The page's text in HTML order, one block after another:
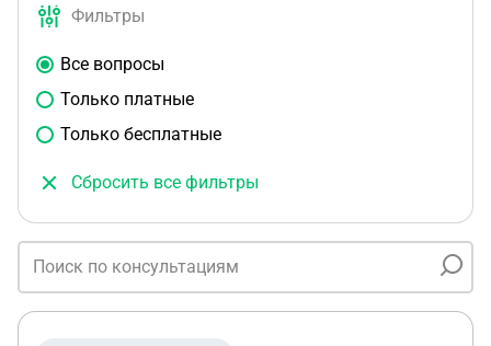
Фильтры
Все вопросы
Только платные
Только бесплатные
Сбросить все фильтры